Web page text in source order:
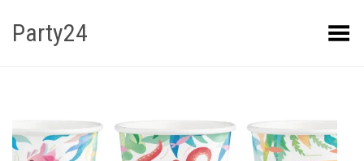
Party24 Kuva menüü